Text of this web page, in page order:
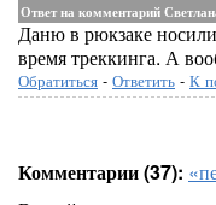
Ответ на комментарий
Даню в рюкзаке
время треккинга. А
Обратиться - Ответить - К
Комментарии (37):